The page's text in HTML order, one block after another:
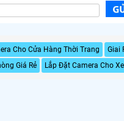
Cho Cửa Hàng Thời Trang Giai
Giá Rẻ Lắp Đặt Camera Cho